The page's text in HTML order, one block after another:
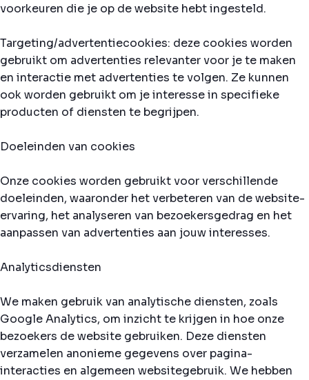
voorkeuren die je op de website hebt ingesteld.
Targeting/advertentiecookies: deze cookies worden
gebruikt om advertenties relevanter voor je te maken
en interactie met advertenties te volgen. Ze kunnen
ook worden gebruikt om je interesse in specifieke
producten of diensten te begrijpen.
Doeleinden van cookies
Onze cookies worden gebruikt voor verschillende
doeleinden, waaronder het verbeteren van de website-
ervaring, het analyseren van bezoekersgedrag en het
aanpassen van advertenties aan jouw interesses.
Analyticsdiensten
We maken gebruik van analytische diensten, zoals
Google Analytics, om inzicht te krijgen in hoe onze
bezoekers de website gebruiken. Deze diensten
verzamelen anonieme gegevens over pagina-
interacties en algemeen websitegebruik. We hebben